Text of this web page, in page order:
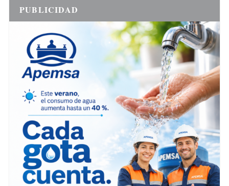
PUBLICIDAD